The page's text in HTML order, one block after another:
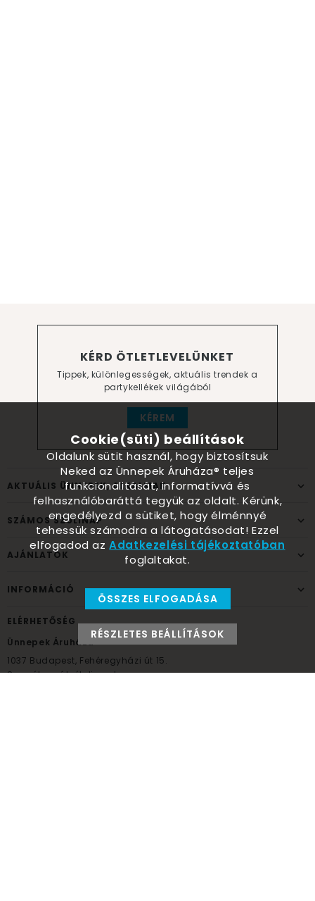
KÉRD ÖTLETLEVELÜNKET
Tippek, különlegességek, aktuális trendek a
partykellékek világából
KÉREM
AKTUÁLIS ÜNNEPEK, ALKALMAK
SZÁMOS SZÜLINAP
AJÁNLATOK
INFORMÁCIÓ
ELÉRHETŐSÉG
Ünnepek Áruháza
1037 Budapest, Fehéregyházi út 15.
Személyes átvételi pont
Cookie(süti) beállítások
Oldalunk sütit használ, hogy biztosítsuk
Neked az Ünnepek Áruháza® teljes
funkcionalitását, informatívvá és
felhasználóbaráttá tegyük az oldalt. Kérünk,
engedélyezd a sütiket, hogy élménnyé
tehessük számodra a látogatásodat! Ezzel
elfogadod azAdatkezelési tájékoztatóban
foglaltakat.
ÖSSZES ELFOGADÁSA
RÉSZLETES BEÁLLÍTÁSOK